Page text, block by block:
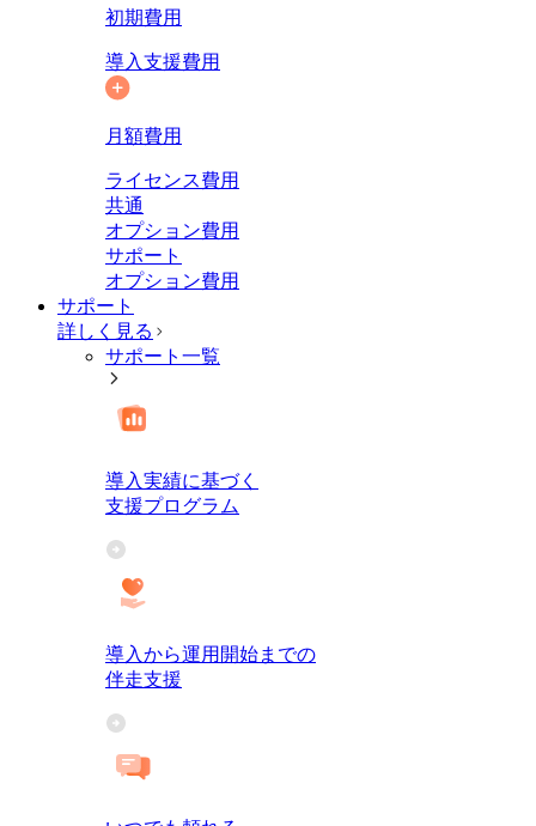
初期費用
導入支援費用
月額費用
ライセンス費用
共通
オプション費用
サポート
オプション費用
サポート
詳しく見る
サポート一覧
導入実績に基づく
支援プログラム
導入から運用開始までの
伴走支援